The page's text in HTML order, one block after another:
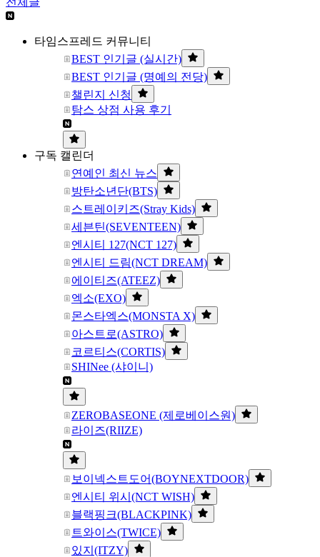
타임스프레드 커뮤니티
BEST 인기글 (실시간)
BEST 인기글 (명예의 전당)
챌린지 신청
탐스 상점 사용 후기
구독 캘린더
연예인 최신 뉴스
방탄소년단(BTS)
스트레이키즈(Stray Kids)
세븐틴(SEVENTEEN)
엔시티 127(NCT 127)
엔시티 드림(NCT DREAM)
에이티즈(ATEEZ)
엑소(EXO)
몬스타엑스(MONSTA X)
아스트로(ASTRO)
코르티스(CORTIS)
SHINee (샤이니)
ZEROBASEONE (제로베이스원)
라이즈(RIIZE)
보이넥스트도어(BOYNEXTDOOR)
엔시티 위시(NCT WISH)
블랙핑크(BLACKPINK)
트와이스(TWICE)
있지(ITZY)